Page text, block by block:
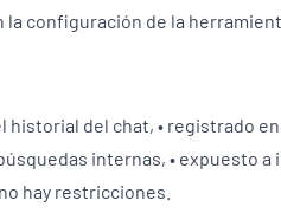
la configuración de la
historial del chat, • registrado
internas, • expuesto
hay restricciones.